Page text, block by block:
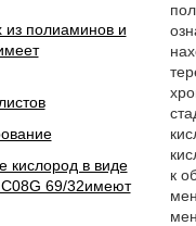
полиаминов и
в виде
69/32имеют
к